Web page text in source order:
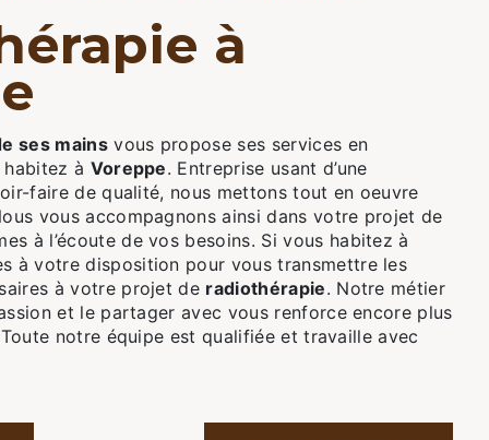
ses mainsvous propose ses services en
à Voreppe. Entreprise usant d’une
faire de qualité, nous mettons tout en oeuvre
vous accompagnons ainsi dans votre projet de
à l’écoute de vos besoins. Si vous habitez à
à votre disposition pour vous transmettre les
à votre projet de radiothérapie. Notre métier
et le partager avec vous renforce encore plus
notre équipe est qualifiée et travaille avec